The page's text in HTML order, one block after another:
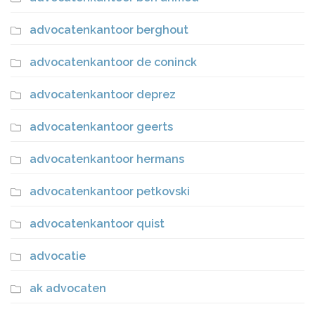
advocatenkantoor berghout
advocatenkantoor de coninck
advocatenkantoor deprez
advocatenkantoor geerts
advocatenkantoor hermans
advocatenkantoor petkovski
advocatenkantoor quist
advocatie
ak advocaten